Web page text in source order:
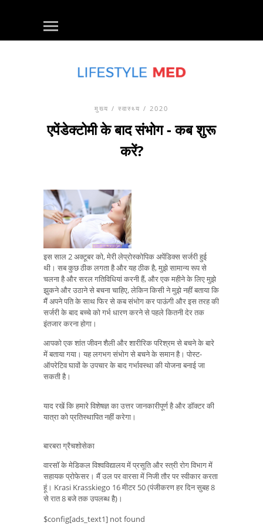
मुख्य / स्वास्थ्य / 2020
एपेंडेक्टोमी के बाद संभोग - कब शुरू
करें?
इस साल 2 अक्टूबर को, मेरी लेप्रोस्कोपिक अपेंडिक्स सर्जरी हुई
थी। सब कुछ ठीक लगता है और यह ठीक है, मुझे सामान्य रूप से
चलना है और सरल गतिविधियां करनी हैं, और एक महीने के लिए मुझे
झुकने और उठाने से बचना चाहिए, लेकिन किसी ने मुझे नहीं बताया कि
मैं अपने पति के साथ फिर से कब संभोग कर पाऊंगी और इस तरह की
सर्जरी के बाद बच्चे को गर्भ धारण करने से पहले कितनी देर तक
इंतजार करना होगा।
आपको एक शांत जीवन शैली और शारीरिक परिश्रम से बचने के बारे
में बताया गया। यह लगभग संभोग से बचने के समान है। पोस्ट-
ऑपरेटिव घावों के उपचार के बाद गर्भावस्था की योजना बनाई जा
सकती है।
याद रखें कि हमारे विशेषज्ञ का उत्तर जानकारीपूर्ण है और डॉक्टर की
यात्रा को प्रतिस्थापित नहीं करेगा।
बारबरा ग्रैचशोसेका
वारसॉ के मेडिकल विश्वविद्यालय में प्रसूति और स्त्री रोग विभाग में
सहायक प्रोफेसर। मैं उल पर वारसा में निजी तौर पर स्वीकार करता
हूं। Krasi Krasskiego 16 मीटर 50 (पंजीकरण हर दिन सुबह 8
से रात 8 बजे तक उपलब्ध है)।
$config[ads_text1] not found